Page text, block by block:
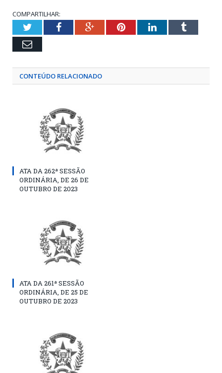
COMPARTILHAR:
TwitterFacebookGoogle+PinterestLinkedInTumblr
Email
CONTEÚDO RELACIONADO
ATA DA 262ª SESSÃO
ORDINÁRIA, DE 26 DE
OUTUBRO DE 2023
ATA DA 261ª SESSÃO
ORDINÁRIA, DE 25 DE
OUTUBRO DE 2023